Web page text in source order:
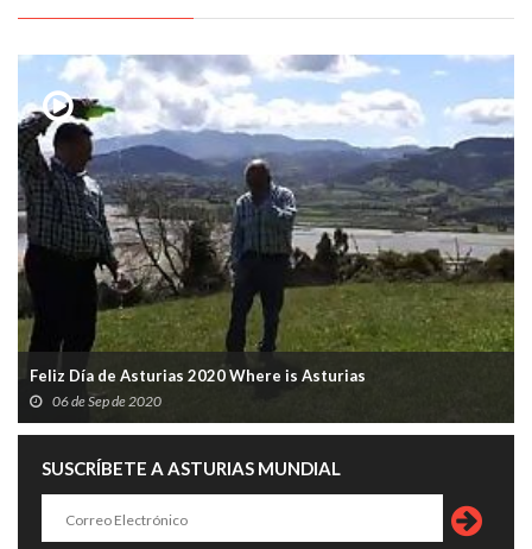
Feliz Día de Asturias 2020 Where is Asturias
06 de Sep de 2020
SUSCRÍBETE A ASTURIAS MUNDIAL